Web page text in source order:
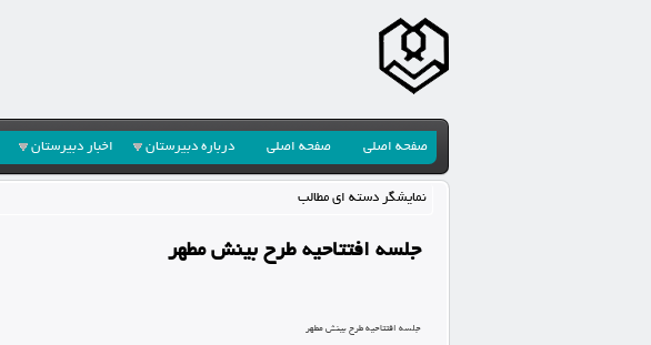
صفحه اصلی صفحه اصلی درباره دبیرستان اخبار دبیرستان
نمایشگر دسته ای مطالب
جلسه افتتاحیه طرح بینش مطهر
جلسه افتتاحیه طرح بینش مطهر